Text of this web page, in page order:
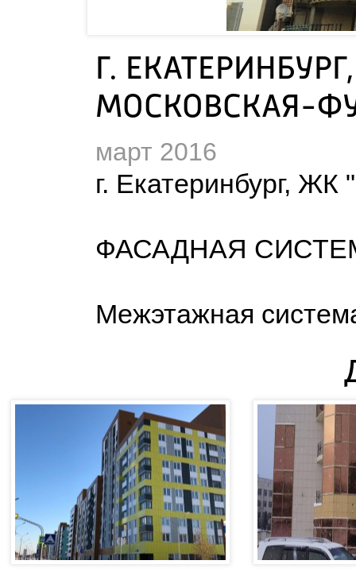
Г.
МОСКОВСКАЯ-
март 2016
г. Екатеринбург,
ФАСАДНАЯ
Межэтажная